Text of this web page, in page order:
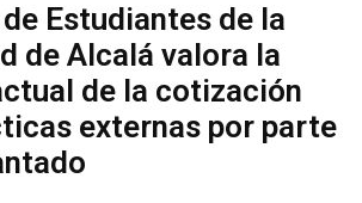
Estudiantes de la
de Alcalá valora la
de la cotización
externas por parte